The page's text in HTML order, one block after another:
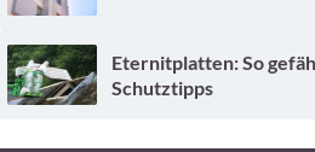
Eternitplatten: So
Schutztipps